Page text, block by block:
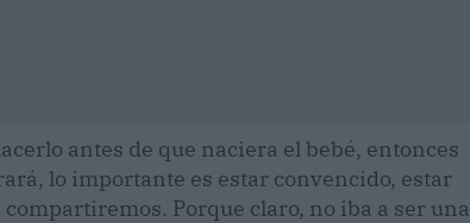
antes de que naciera el bebé, entonces
lo importante es estar convencido, estar
Porque claro, no iba a ser una